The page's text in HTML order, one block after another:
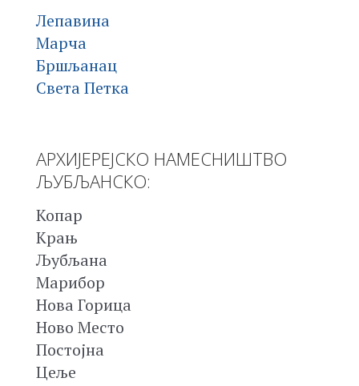
Лепавина
Марча
Бршљанац
Света Петка
АРХИЈЕРЕЈСКО НАМЕСНИШТВО
ЉУБЉАНСКО:
Копар
Крањ
Љубљана
Марибор
Нова Горица
Ново Место
Постојна
Цеље